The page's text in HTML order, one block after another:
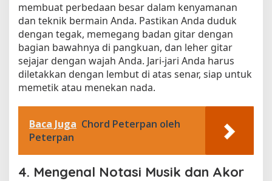
membuat perbedaan besar dalam kenyamanan
dan teknik bermain Anda. Pastikan Anda duduk
dengan tegak, memegang badan gitar dengan
bagian bawahnya di pangkuan, dan leher gitar
sejajar dengan wajah Anda. Jari-jari Anda harus
diletakkan dengan lembut di atas senar, siap untuk
memetik atau menekan nada.
Baca Juga Chord Peterpan oleh
Peterpan
4. Mengenal Notasi Musik dan Akor